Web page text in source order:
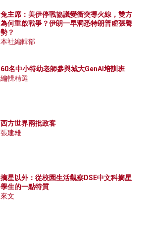
兔主席：美伊停戰協議變衝突導火線，雙方
為何重啟戰爭？伊朗一早洞悉特朗普虛張聲
勢？
本社編輯部
60名中小特幼老師參與城大GenAI培訓班
編輯精選
西方世界兩批政客
張建雄
摘星以外：從校園生活觀察DSE中文科摘星
學生的一點特質
來文